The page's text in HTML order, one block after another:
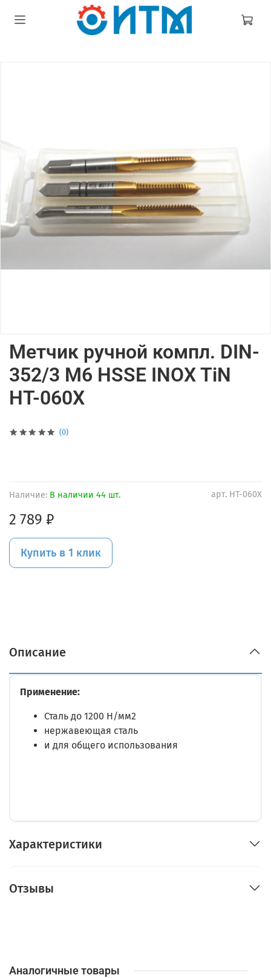
(0)
арт. HT-060X
Наличие: В наличии 44 шт.
Метчик ручной компл. DIN-
352/3 М6 HSSE INOX TiN
HT-060X
2 789 ₽
Купить в 1 клик
Описание
Применение:
Сталь до 1200 Н/мм2
нержавеющая сталь
и для общего использования
Характеристики
Отзывы
Аналогичные товары